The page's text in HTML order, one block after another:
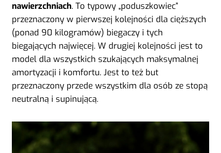
nawierzchniach. To typowy „poduszkowiec”
przeznaczony w pierwszej kolejności dla cięższych
(ponad 90 kilogramów) biegaczy i tych
biegających najwięcej. W drugiej kolejności jest to
model dla wszystkich szukających maksymalnej
amortyzacji i komfortu. Jest to też but
przeznaczony przede wszystkim dla osób ze stopą
neutralną i supinującą.